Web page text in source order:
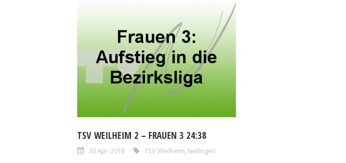
TSV WEILHEIM 2 – FRAUEN 3 24:38
30 Apr. 2018 TSV Weilheim, Nellingen